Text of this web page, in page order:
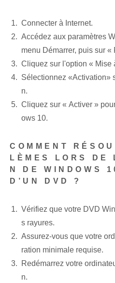
Connecter à Internet.
Accédez aux paramètres
menu Démarrer, puis sur «
Cliquez sur l'option « Mise
Sélectionnez «Activation»
n.
Cliquez sur « Activer »
ows 10.
COMMENT
LÈMES LORS DE
N DE WINDOWS
D’UN DVD ?
Vérifiez que votre DVD
s rayures.
Assurez-vous que votre
ration minimale requise.
Redémarrez votre
n.